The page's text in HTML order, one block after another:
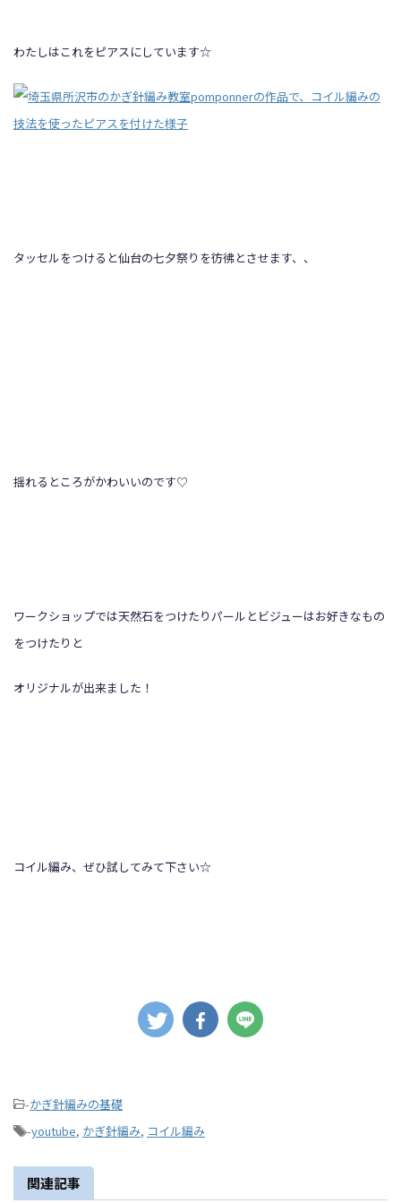
わたしはこれをピアスにしています☆
タッセルをつけると仙台の七夕祭りを彷彿とさせます、、
揺れるところがかわいいのです♡
ワークショップでは天然石をつけたりパールとビジューはお好きなもの
をつけたりと
オリジナルが出来ました！
コイル編み、ぜひ試してみて下さい☆
-かぎ針編みの基礎
-youtube, かぎ針編み, コイル編み
関連記事